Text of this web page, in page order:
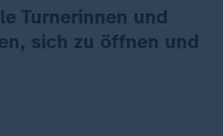
Turnerinnen und
sich zu öffnen und